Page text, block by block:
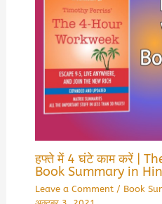
हफ्ते में 4 घंटे काम करें |
Book Summary in
Leave a Comment / Book